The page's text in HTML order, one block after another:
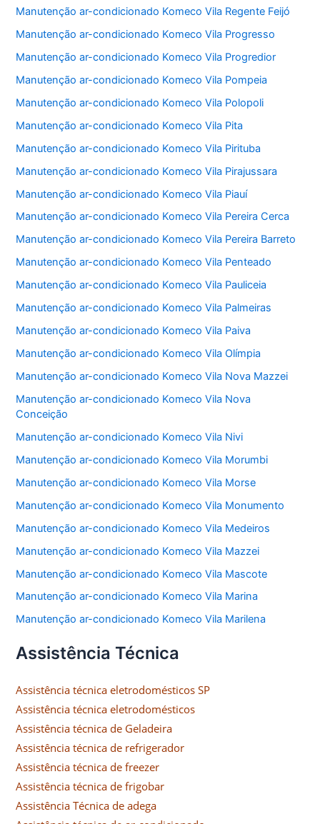
Manutenção ar-condicionado Komeco Vila Regente Feijó
Manutenção ar-condicionado Komeco Vila Progresso
Manutenção ar-condicionado Komeco Vila Progredior
Manutenção ar-condicionado Komeco Vila Pompeia
Manutenção ar-condicionado Komeco Vila Polopoli
Manutenção ar-condicionado Komeco Vila Pita
Manutenção ar-condicionado Komeco Vila Pirituba
Manutenção ar-condicionado Komeco Vila Pirajussara
Manutenção ar-condicionado Komeco Vila Piauí
Manutenção ar-condicionado Komeco Vila Pereira Cerca
Manutenção ar-condicionado Komeco Vila Pereira Barreto
Manutenção ar-condicionado Komeco Vila Penteado
Manutenção ar-condicionado Komeco Vila Pauliceia
Manutenção ar-condicionado Komeco Vila Palmeiras
Manutenção ar-condicionado Komeco Vila Paiva
Manutenção ar-condicionado Komeco Vila Olímpia
Manutenção ar-condicionado Komeco Vila Nova Mazzei
Manutenção ar-condicionado Komeco Vila Nova
Conceição
Manutenção ar-condicionado Komeco Vila Nivi
Manutenção ar-condicionado Komeco Vila Morumbi
Manutenção ar-condicionado Komeco Vila Morse
Manutenção ar-condicionado Komeco Vila Monumento
Manutenção ar-condicionado Komeco Vila Medeiros
Manutenção ar-condicionado Komeco Vila Mazzei
Manutenção ar-condicionado Komeco Vila Mascote
Manutenção ar-condicionado Komeco Vila Marina
Manutenção ar-condicionado Komeco Vila Marilena
Assistência Técnica
Assistência técnica eletrodomésticos SP
Assistência técnica eletrodomésticos
Assistência técnica de Geladeira
Assistência técnica de refrigerador
Assistência técnica de freezer
Assistência técnica de frigobar
Assistência Técnica de adega